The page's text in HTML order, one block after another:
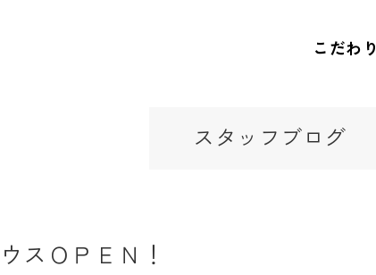
こだわり
スタッフブログ
スＯＰＥＮ！